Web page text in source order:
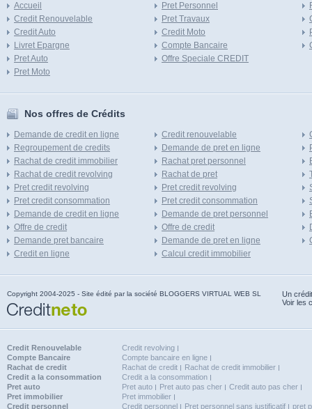
Accueil
Credit Renouvelable
Credit Auto
Livret Epargne
Pret Auto
Pret Moto
Pret Personnel
Pret Travaux
Credit Moto
Compte Bancaire
Offre Speciale CREDIT
Nos offres de Crédits
Demande de credit en ligne
Regroupement de credits
Rachat de credit immobilier
Rachat de credit revolving
Pret credit revolving
Pret credit consommation
Demande de credit en ligne
Offre de credit
Demande pret bancaire
Credit en ligne
Credit renouvelable
Demande de pret en ligne
Rachat pret personnel
Rachat de pret
Pret credit revolving
Pret credit consommation
Demande de pret personnel
Offre de credit
Demande de pret en ligne
Calcul credit immobilier
Copyright 2004-2025 - Site édité par la société BLOGGERS VIRTUAL WEB SL
Un
Voir les
Credit Renouvelable
Credit revolving
Compte Bancaire
Compte bancaire en ligne
Rachat de credit
Rachat de credit
Rachat de credit immobilier
Credit a la consommation
Credit a la consommation
Pret auto
Pret auto Pret auto pas cher
Credit auto pas cher
Pret immobilier
Pret immobilier
Credit personnel
Credit personnel Pret personnel sans justificatif pret